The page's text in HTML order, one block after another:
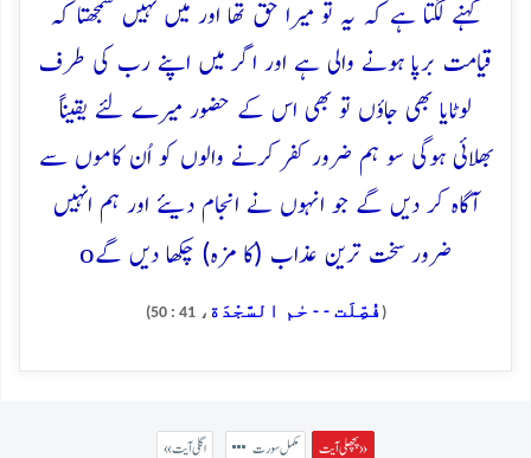
کہنے لگتا ہے کہ یہ تو میرا حق تھا اور میں نہیں سمجھتا کہ
قیامت برپا ہونے والی ہے اور اگر میں اپنے رب کی طرف
لوٹایا بھی جاؤں تو بھی اس کے حضور میرے لئے یقیناً
بھلائی ہوگی سو ہم ضرور کفر کرنے والوں کو اُن کاموں سے
آگاہ کر دیں گے جو انہوں نے انجام دیئے اور ہم انہیں
ضرور سخت ترین عذاب (کا مزہ) چکھا دیں گےo
( فُصِّلَت - - حٰم السَّجْدَة ، 41 : 50)
پچھلی آیت » مکمل سورت « اگلی آیت